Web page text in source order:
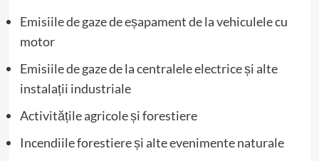
Emisiile de gaze de eșapament de la vehiculele cu
motor
Emisiile de gaze de la centralele electrice și alte
instalații industriale
Activitățile agricole și forestiere
Incendiile forestiere și alte evenimente naturale